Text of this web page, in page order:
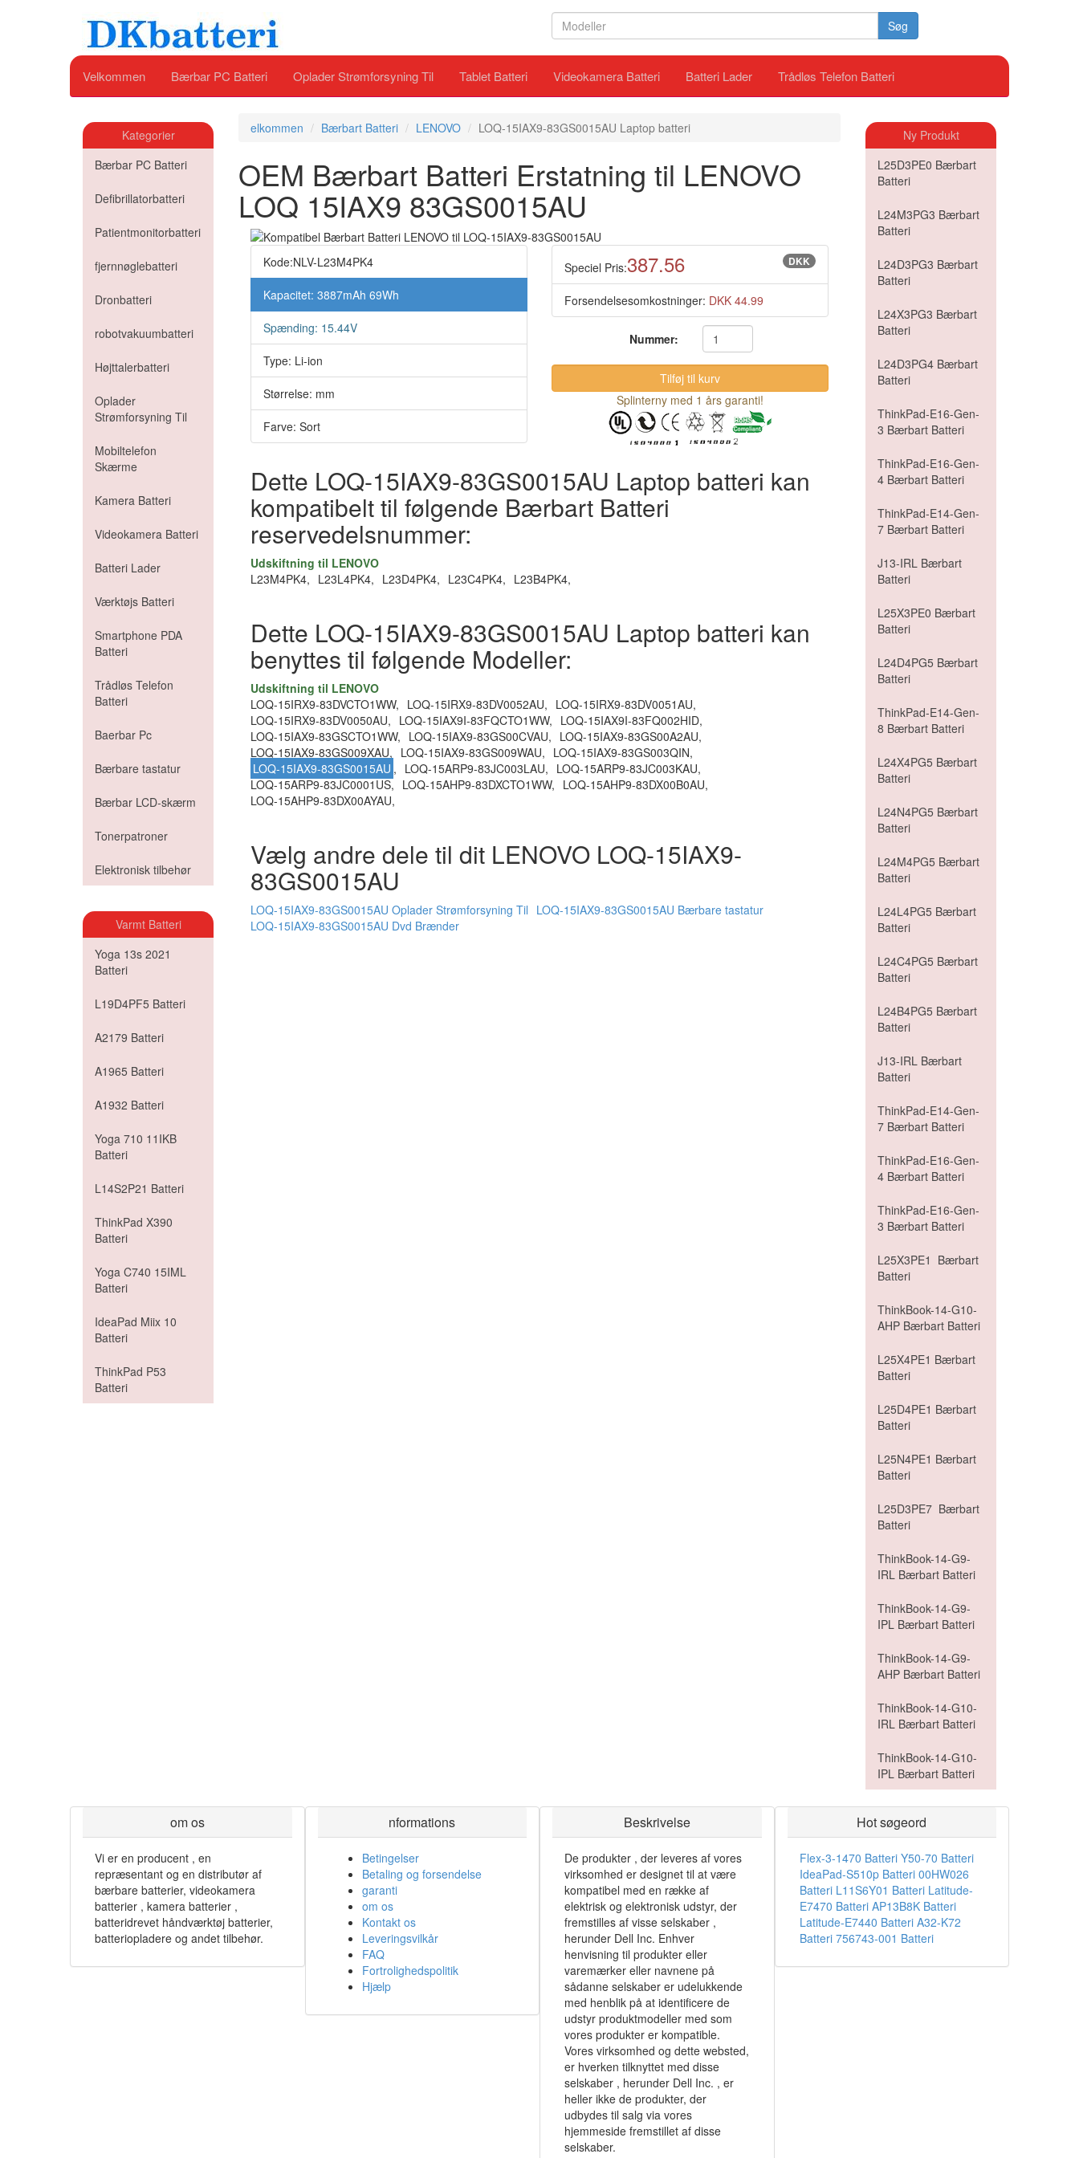
Søg
Velkommen Bærbar PC Batteri Oplader Strømforsyning Til Tablet Batteri Videokamera Batteri Batteri Lader Trådløs Telefon Batteri
Kategorier
Bærbar PC Batteri
Defibrillatorbatteri
Patientmonitorbatteri
fjernnøglebatteri
Dronbatteri
robotvakuumbatteri
Højttalerbatteri
Oplader
Strømforsyning Til
Mobiltelefon
Skærme
Kamera Batteri
Videokamera Batteri
Batteri Lader
Værktøjs Batteri
Smartphone PDA
Batteri
Trådløs Telefon
Batteri
Baerbar Pc
Bærbare tastatur
Bærbar LCD-skærm
Tonerpatroner
Elektronisk tilbehør
Varmt Batteri
Yoga 13s 2021
Batteri
L19D4PF5 Batteri
A2179 Batteri
A1965 Batteri
A1932 Batteri
Yoga 710 11IKB
Batteri
L14S2P21 Batteri
ThinkPad X390
Batteri
Yoga C740 15IML
Batteri
IdeaPad Miix 10
Batteri
ThinkPad P53
Batteri
elkommen Bærbart Batteri LENOVO LOQ-15IAX9-83GS0015AU Laptop batteri
OEM Bærbart Batteri Erstatning til LENOVO
LOQ 15IAX9 83GS0015AU
Kode:NLV-L23M4PK4
Kapacitet: 3887mAh 69Wh
Spænding: 15.44V
Type: Li-ion
Størrelse: mm
Farve: Sort
Speciel Pris:387.56 DKK
Forsendelsesomkostninger: DKK 44.99
Nummer:
Splinterny med 1 års garanti!
Dette LOQ-15IAX9-83GS0015AU Laptop batteri kan
kompatibelt til følgende Bærbart Batteri
reservedelsnummer:
Udskiftning til LENOVO
L23M4PK4, L23L4PK4, L23D4PK4, L23C4PK4, L23B4PK4,
Dette LOQ-15IAX9-83GS0015AU Laptop batteri kan
benyttes til følgende Modeller:
Udskiftning til LENOVO
LOQ-15IRX9-83DVCTO1WW, LOQ-15IRX9-83DV0052AU, LOQ-15IRX9-83DV0051AU,
LOQ-15IRX9-83DV0050AU, LOQ-15IAX9I-83FQCTO1WW, LOQ-15IAX9I-83FQ002HID,
LOQ-15IAX9-83GSCTO1WW, LOQ-15IAX9-83GS00CVAU, LOQ-15IAX9-83GS00A2AU,
LOQ-15IAX9-83GS009XAU, LOQ-15IAX9-83GS009WAU, LOQ-15IAX9-83GS003QIN,
LOQ-15IAX9-83GS0015AU , LOQ-15ARP9-83JC003LAU, LOQ-15ARP9-83JC003KAU,
LOQ-15ARP9-83JC0001US, LOQ-15AHP9-83DXCTO1WW, LOQ-15AHP9-83DX00B0AU,
LOQ-15AHP9-83DX00AYAU,
Vælg andre dele til dit LENOVO LOQ-15IAX9-
83GS0015AU
LOQ-15IAX9-83GS0015AU Oplader Strømforsyning Til LOQ-15IAX9-83GS0015AU Bærbare tastatur
LOQ-15IAX9-83GS0015AU Dvd Brænder
Ny Produkt
L25D3PE0 Bærbart
Batteri
L24M3PG3 Bærbart
Batteri
L24D3PG3 Bærbart
Batteri
L24X3PG3 Bærbart
Batteri
L24D3PG4 Bærbart
Batteri
ThinkPad-E16-Gen-
3 Bærbart Batteri
ThinkPad-E16-Gen-
4 Bærbart Batteri
ThinkPad-E14-Gen-
7 Bærbart Batteri
J13-IRL Bærbart
Batteri
L25X3PE0 Bærbart
Batteri
L24D4PG5 Bærbart
Batteri
ThinkPad-E14-Gen-
8 Bærbart Batteri
L24X4PG5 Bærbart
Batteri
L24N4PG5 Bærbart
Batteri
L24M4PG5 Bærbart
Batteri
L24L4PG5 Bærbart
Batteri
L24C4PG5 Bærbart
Batteri
L24B4PG5 Bærbart
Batteri
J13-IRL Bærbart
Batteri
ThinkPad-E14-Gen-
7 Bærbart Batteri
ThinkPad-E16-Gen-
4 Bærbart Batteri
ThinkPad-E16-Gen-
3 Bærbart Batteri
L25X3PE1 Bærbart
Batteri
ThinkBook-14-G10-
AHP Bærbart Batteri
L25X4PE1 Bærbart
Batteri
L25D4PE1 Bærbart
Batteri
L25N4PE1 Bærbart
Batteri
L25D3PE7 Bærbart
Batteri
ThinkBook-14-G9-
IRL Bærbart Batteri
ThinkBook-14-G9-
IPL Bærbart Batteri
ThinkBook-14-G9-
AHP Bærbart Batteri
ThinkBook-14-G10-
IRL Bærbart Batteri
ThinkBook-14-G10-
IPL Bærbart Batteri
om os
Vi er en producent , en
repræsentant og en distributør af
bærbare batterier, videokamera
batterier , kamera batterier ,
batteridrevet håndværktøj batterier,
batteriopladere og andet tilbehør.
nformations
Betingelser
Betaling og forsendelse
garanti
om os
Kontakt os
Leveringsvilkår
FAQ
Fortrolighedspolitik
Hjælp
Beskrivelse
De produkter , der leveres af vores
virksomhed er designet til at være
kompatibel med en række af
elektrisk og elektronisk udstyr, der
fremstilles af visse selskaber ,
herunder Dell Inc. Enhver
henvisning til produkter eller
varemærker eller navnene på
sådanne selskaber er udelukkende
med henblik på at identificere de
udstyr produktmodeller med som
vores produkter er kompatible.
Vores virksomhed og dette websted,
er hverken tilknyttet med disse
selskaber , herunder Dell Inc. , er
heller ikke de produkter, der
udbydes til salg via vores
hjemmeside fremstillet af disse
selskaber.
Hot søgeord
Flex-3-1470 Batteri Y50-70 Batteri
IdeaPad-S510p Batteri 00HW026
Batteri L11S6Y01 Batteri Latitude-
E7470 Batteri AP13B8K Batteri
Latitude-E7440 Batteri A32-K72
Batteri 756743-001 Batteri